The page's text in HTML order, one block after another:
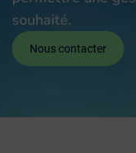
souhaité.
Nous contacter